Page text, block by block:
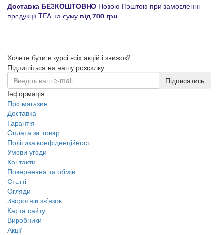
Доставка БЕЗКОШТОВНО Новою Поштою при замовленні
продукції TFA на суму від 700 грн.
Хочете бути в курсі всіх акцій і знижок?
Підпишіться на нашу розсилку
Підписатись
Інформація
Про магазин
Доставка
Гарантія
Оплата за товар
Політика конфіденційності
Умови угоди
Контакти
Повернення та обмін
Статті
Огляди
Зворотній зв’язок
Карта сайту
Виробники
Акції